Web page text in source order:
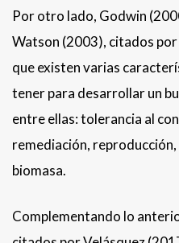
Por otro lado, Godwin
Watson (2003), citados
que existen varias
tener para desarrollar un
entre ellas: tolerancia al
remediación,
biomasa.
Complementando lo